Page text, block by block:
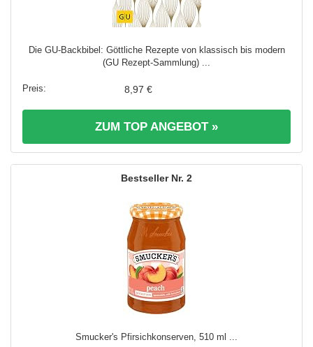
Die GU-Backbibel: Göttliche Rezepte von klassisch bis modern
(GU Rezept-Sammlung) ...
8,97 €
ZUM TOP ANGEBOT »
2
Smucker's Pfirsichkonserven, 510 ml ...